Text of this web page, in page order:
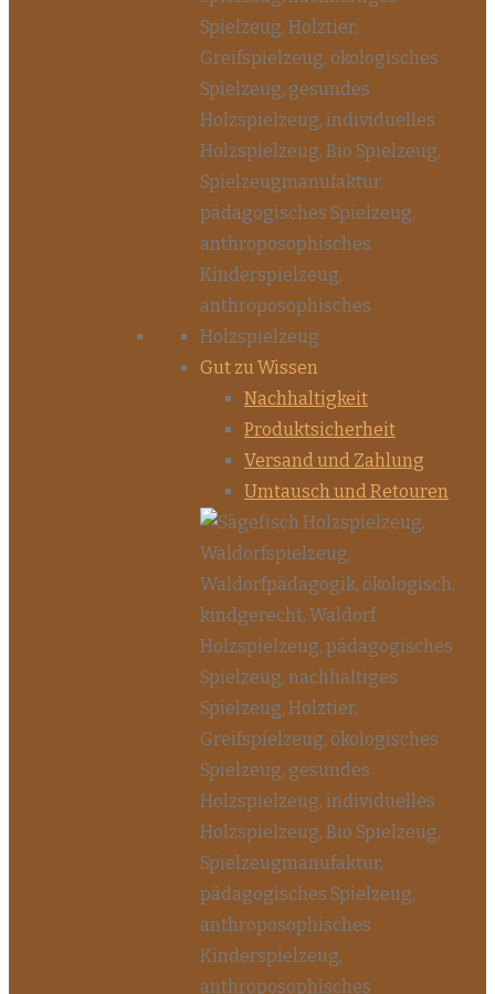
Gut zu Wissen
Nachhaltigkeit
Produktsicherheit
Versand und Zahlung
Umtausch und Retouren